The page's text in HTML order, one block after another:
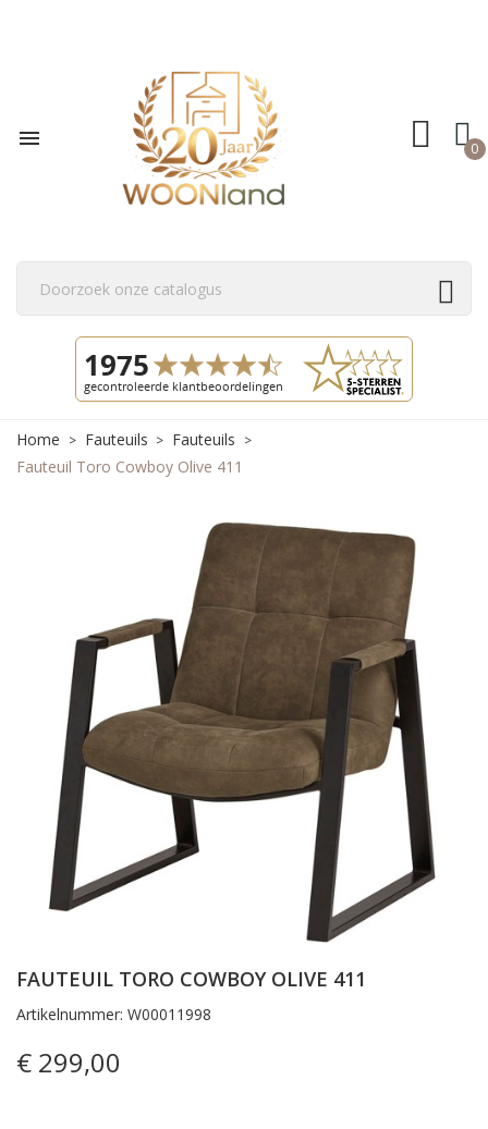
 0
Home Fauteuils
Fauteuils
Fauteuil Toro Cowboy Olive 411
FAUTEUIL TORO COWBOY OLIVE 411
Artikelnummer: W00011998
€ 299,00